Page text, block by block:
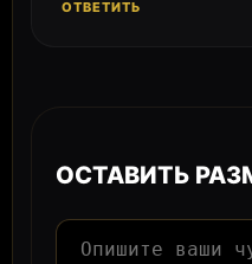
ОТВЕТИТЬ
ОСТАВИТЬ